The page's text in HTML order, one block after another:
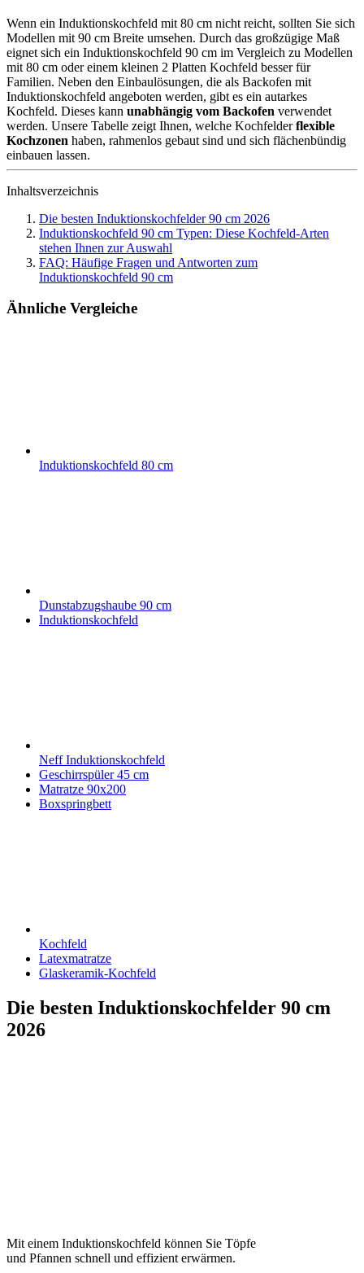
Wenn ein Induktionskochfeld mit 80 cm nicht reicht, sollten Sie sich
Modellen mit 90 cm Breite umsehen. Durch das großzügige Maß
eignet sich ein Induktionskochfeld 90 cm im Vergleich zu Modellen
mit 80 cm oder einem kleinen 2 Platten Kochfeld besser für
Familien. Neben den Einbaulösungen, die als Backofen mit
Induktionskochfeld angeboten werden, gibt es ein autarkes
Kochfeld. Dieses kann unabhängig vom Backofen verwendet
werden. Unsere Tabelle zeigt Ihnen, welche Kochfelderflexible
Kochzonen haben, rahmenlos gebaut sind und sich flächenbündig
einbauen lassen.
Inhaltsverzeichnis
Die besten Induktionskochfelder 90 cm 2026
Induktionskochfeld 90 cm Typen: Diese Kochfeld-Arten
stehen Ihnen zur Auswahl
FAQ: Häufige Fragen und Antworten zum
Induktionskochfeld 90 cm
Ähnliche Vergleiche
Induktionskochfeld 80 cm
Dunstabzugshaube 90 cm
Induktionskochfeld
Neff Induktionskochfeld
Geschirrspüler 45 cm
Matratze 90x200
Boxspringbett
Kochfeld
Latexmatratze
Glaskeramik-Kochfeld
Die besten Induktionskochfelder 90 cm
2026
Mit einem Induktionskochfeld können Sie Töpfe
und Pfannen schnell und effizient erwärmen.